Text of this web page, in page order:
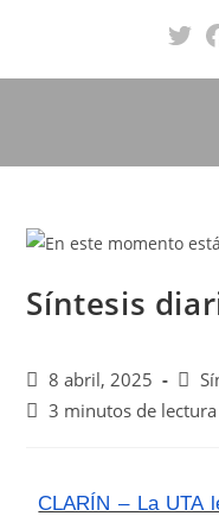
Síntesis
8 abril, 2025
3 minutos de lectura
CLARÍN – La UTA